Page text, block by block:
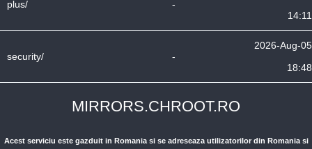
plus/ -
14:11
security/ -
2026-Aug-05
18:48
MIRRORS.CHROOT.RO
Acest serviciu este gazduit in Romania si se adreseaza utilizatorilor din Romania si